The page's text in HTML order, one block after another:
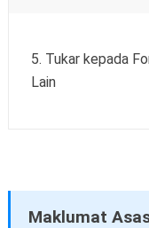
5. Tukar kepada
Lain
Maklumat